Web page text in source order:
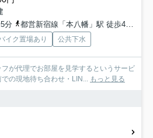
分
都営新宿線「本八幡」駅 徒歩4分
イク置場あり 公共下水
が代理でお部屋を見学するというサービ
の現地待ち合わせ・LIN... もっと見る